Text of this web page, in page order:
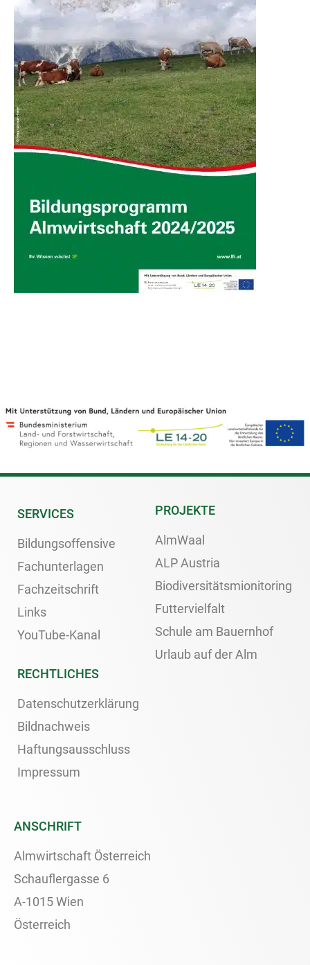
SERVICES
Bildungsoffensive
Fachunterlagen
Fachzeitschrift
Links
YouTube-Kanal
PROJEKTE
AlmWaal
ALP Austria
Biodiversitätsmionitoring
Futtervielfalt
Schule am Bauernhof
Urlaub auf der Alm
RECHTLICHES
Datenschutzerklärung
Bildnachweis
Haftungsausschluss
Impressum
ANSCHRIFT
Almwirtschaft Österreich
Schauflergasse 6
A-1015 Wien
Österreich